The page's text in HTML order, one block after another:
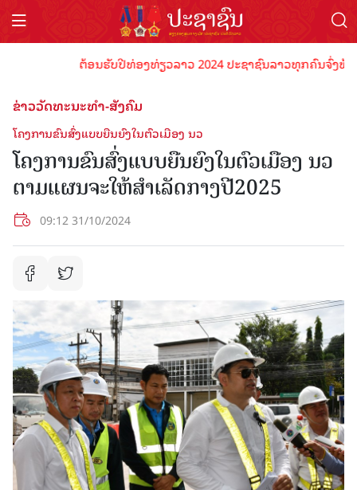
ຕ້ອນຮັບປີທ່ອງທ່ຽວລາວ 2024 ປະຊາຊົນລາວທຸກຄົນຈົ່ງພ້ອ
ຂ່າວວັດທະນະທຳ-ສັງຄົມ
ໂຄງການຂົນສົ່ງແບບຍືນຍົງໃນຕົວເມືອງ ນວ
ໂຄງການຂົນສົ່ງແບບຍືນຍົງໃນຕົວເມືອງ ນວ
ຕາມແຜນຈະໃຫ້ສຳເລັດກາງປີ2025
09:12 31/10/2024